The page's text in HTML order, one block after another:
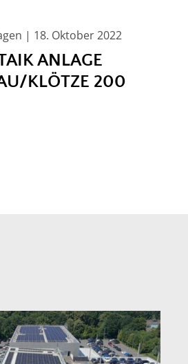
| 18. Oktober 2022
ANLAGE
KLÖTZE 200